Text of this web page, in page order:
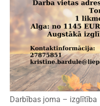
Darbības joma – izglītība